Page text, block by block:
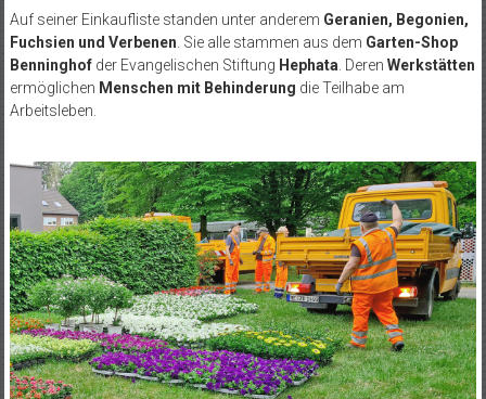
Auf seiner Einkaufliste standen unter anderem Geranien, Begonien,
Fuchsien und Verbenen . Sie alle stammen aus dem Garten-Shop
Benninghofder Evangelischen Stiftung Hephata . Deren Werkstätten
ermöglichen Menschen mit Behinderung die Teilhabe am
Arbeitsleben.